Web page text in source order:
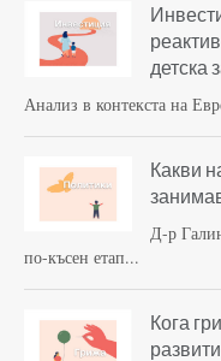
детска
Анализ в контекста на
Какви
Д-р
по-късен етап...
Кога